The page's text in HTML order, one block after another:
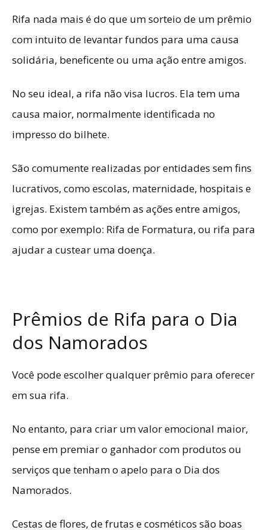
Rifa nada mais é do que um sorteio de um prêmio
com intuito de levantar fundos para uma causa
solidária, beneficente ou uma ação entre amigos.
No seu ideal, a rifa não visa lucros. Ela tem uma
causa maior, normalmente identificada no
impresso do bilhete.
São comumente realizadas por entidades sem fins
lucrativos, como escolas, maternidade, hospitais e
igrejas. Existem também as ações entre amigos,
como por exemplo: Rifa de Formatura, ou rifa para
ajudar a custear uma doença.
Prêmios de Rifa para o Dia
dos Namorados
Você pode escolher qualquer prêmio para oferecer
em sua rifa.
No entanto, para criar um valor emocional maior,
pense em premiar o ganhador com produtos ou
serviços que tenham o apelo para o Dia dos
Namorados.
Cestas de flores, de frutas e cosméticos são boas